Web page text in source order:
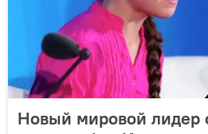
Новый мировой лидер